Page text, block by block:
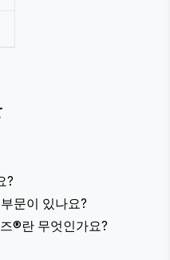
?
문이 있나요?
®란 무엇인가요?